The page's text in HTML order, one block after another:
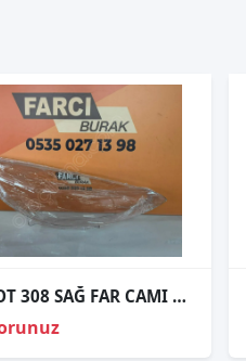
PEUGEOT 308 SAĞ FAR CAMI SIFIR 10-13